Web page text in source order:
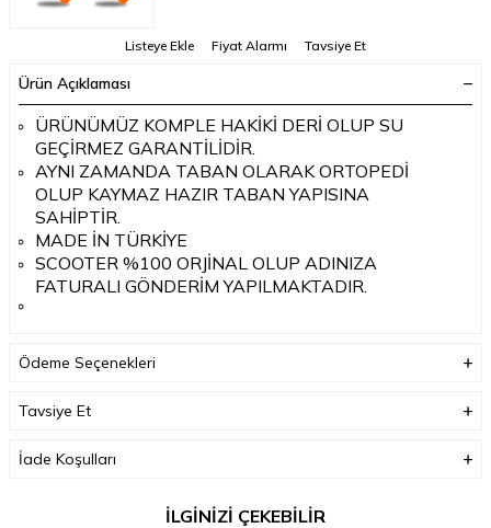
Listeye Ekle Fiyat Alarmı Tavsiye Et
Ürün Açıklaması
ÜRÜNÜMÜZ KOMPLE HAKİKİ DERİ OLUP SU
GEÇİRMEZ GARANTİLİDİR.
AYNI ZAMANDA TABAN OLARAK ORTOPEDİ
OLUP KAYMAZ HAZIR TABAN YAPISINA
SAHİPTİR.
MADE İN TÜRKİYE
SCOOTER %100 ORJİNAL OLUP ADINIZA
FATURALI GÖNDERİM YAPILMAKTADIR.
Ödeme Seçenekleri
Tavsiye Et
İade Koşulları
İLGİNİZİ ÇEKEBİLİR